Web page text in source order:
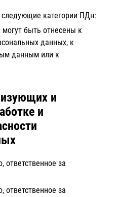
категории ПДн:
быть отнесены к
данных, к
данным или к
и
и
ответственное за
ответственное за